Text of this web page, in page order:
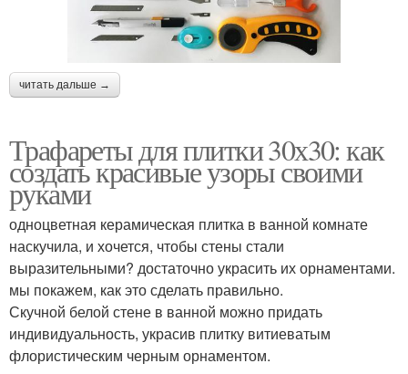
читать дальше →
Трафареты для плитки 30х30: как
создать красивые узоры своими
руками
одноцветная керамическая плитка в ванной комнате
наскучила, и хочется, чтобы стены стали
выразительными? достаточно украсить их орнаментами.
мы покажем, как это сделать правильно.
Скучной белой стене в ванной можно придать
индивидуальность, украсив плитку витиеватым
флористическим черным орнаментом.